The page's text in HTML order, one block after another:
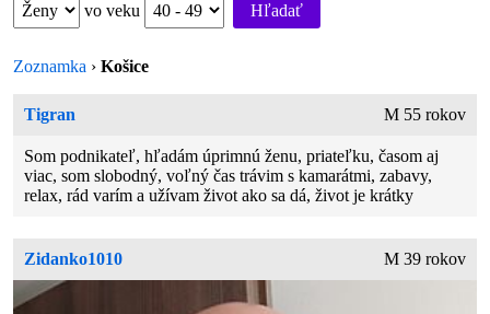
vo veku Hľadať
Zoznamka ›Košice
Tigran M 55 rokov
Som podnikateľ, hľadám úprimnú ženu, priateľku, časom aj
viac, som slobodný, voľný čas trávim s kamarátmi, zabavy,
relax, rád varím a užívam život ako sa dá, život je krátky
Zidanko1010 M 39 rokov